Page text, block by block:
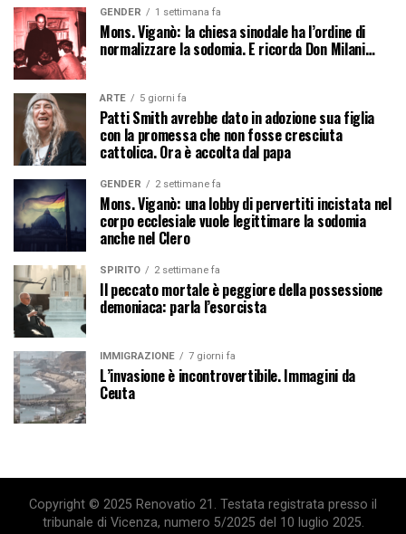
GENDER 1 settimana fa
Mons. Viganò: la chiesa sinodale ha l’ordine di
normalizzare la sodomia. E ricorda Don Milani…
ARTE 5 giorni fa
Patti Smith avrebbe dato in adozione sua figlia
con la promessa che non fosse cresciuta
cattolica. Ora è accolta dal papa
GENDER 2 settimane fa
Mons. Viganò: una lobby di pervertiti incistata nel
corpo ecclesiale vuole legittimare la sodomia
anche nel Clero
SPIRITO 2 settimane fa
Il peccato mortale è peggiore della possessione
demoniaca: parla l’esorcista
IMMIGRAZIONE 7 giorni fa
L’invasione è incontrovertibile. Immagini da
Ceuta
Copyright © 2025 Renovatio 21. Testata registrata presso il
tribunale di Vicenza, numero 5/2025 del 10 luglio 2025.